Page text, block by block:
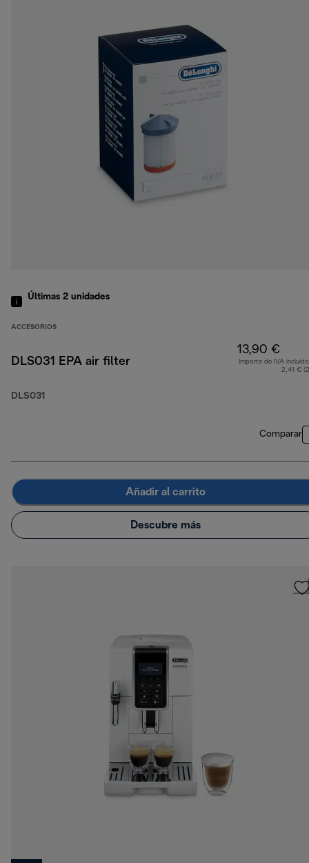
Últimas 2 unidades
ACCESORIOS
DLS031 EPA air filter
DLS031
13,90 €
Importe de IVA
2,41 €
Comparar
Añadir al carrito
Descubre más